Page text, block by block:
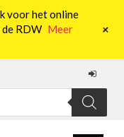
voor het online
RDW Meer
+